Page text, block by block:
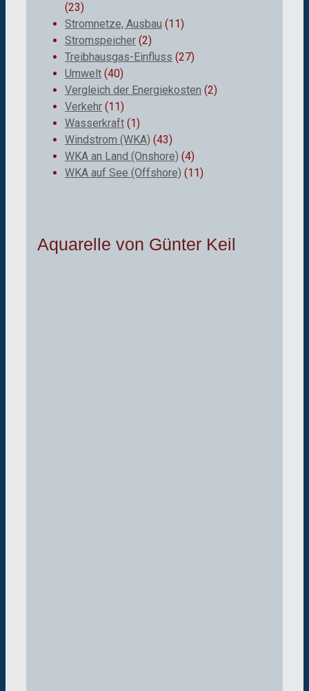
(23)
Stromnetze, Ausbau (11)
Stromspeicher (2)
Treibhausgas-Einfluss (27)
Umwelt (40)
Vergleich der Energiekosten (2)
Verkehr (11)
Wasserkraft (1)
Windstrom (WKA) (43)
WKA an Land (Onshore) (4)
WKA auf See (Offshore) (11)
Aquarelle von Günter Keil